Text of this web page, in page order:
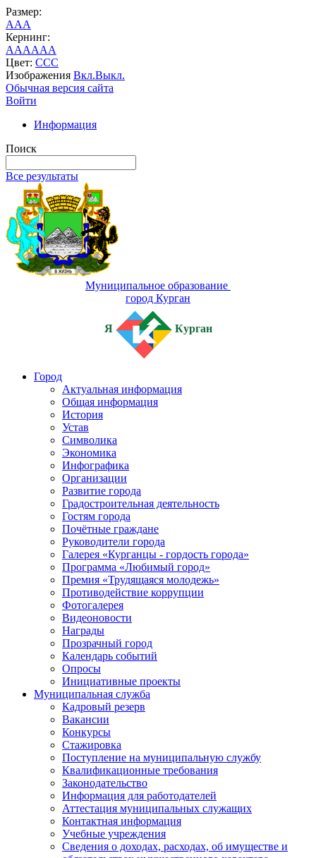
Размер:
AAA
Кернинг:
AAAAAA
Цвет: CCC
Изображения Вкл.Выкл.
Обычная версия сайта
Войти
Информация
Поиск
Все результаты
Муниципальное образование
город Курган
Я Курган
Город
Актуальная информация
Общая информация
История
Устав
Символика
Экономика
Инфографика
Организации
Развитие города
Градостроительная деятельность
Гостям города
Почётные граждане
Руководители города
Галерея «Курганцы - гордость города»
Программа «Любимый город»
Премия «Трудящаяся молодежь»
Противодействие коррупции
Фотогалерея
Видеоновости
Награды
Прозрачный город
Календарь событий
Опросы
Инициативные проекты
Муниципальная служба
Кадровый резерв
Вакансии
Конкурсы
Стажировка
Поступление на муниципальную службу
Квалификационные требования
Законодательство
Информация для работодателей
Аттестация муниципальных служащих
Контактная информация
Учебные учреждения
Сведения о доходах, расходах, об имуществе и